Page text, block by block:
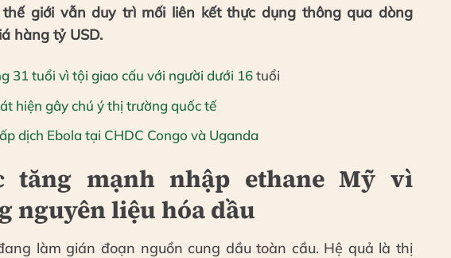
giới vẫn duy trì mối liên kết thực dụng thông qua dòng
hàng tỷ USD.
31 tuổi vì tội giao cấu với người dưới 16tuổi
hiện gây chú ý thị trường quốc tế
dịch Ebola tại CHDC Congo và Uganda
tăng mạnh nhập ethane Mỹ vì
nguyên liệu hóa dầu
làm gián đoạn nguồn cung dầu toàn cầu. Hệ quả là thị